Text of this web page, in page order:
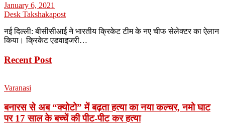
January 6, 2021
Desk Takshakapost
नई दिल्ली: बीसीसीआई ने भारतीय क्रिकेट टीम के नए चीफ सेलेक्टर का ऐलान
किया। क्रिकेट एडवाइजरी…
Recent Post
Varanasi
बनारस से अब “क्योटो” में बढ़ता हत्या का नया कल्चर, नमो घाट
पर 17 साल के बच्चें की पीट-पीट कर हत्या